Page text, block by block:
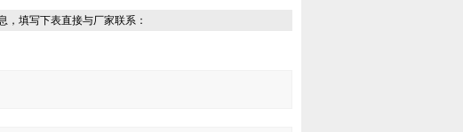
，填写下表直接与厂家联系：